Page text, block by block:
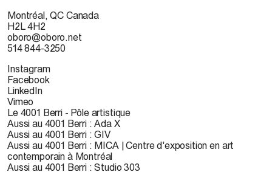
Montréal, QC Canada
H2L 4H2
oboro@oboro.net
514 844-3250
Instagram
Facebook
LinkedIn
Vimeo
Le 4001 Berri - Pôle artistique
Aussi au 4001 Berri : Ada X
Aussi au 4001 Berri : GIV
Aussi au 4001 Berri : MICA | Centre d'exposition en art
contemporain à Montréal
Aussi au 4001 Berri : Studio 303